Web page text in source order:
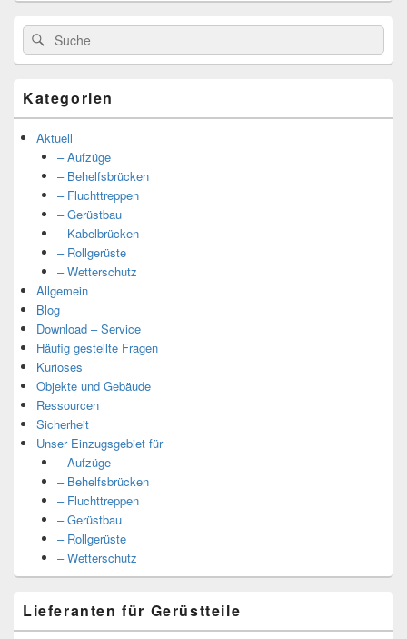
Suche
nach:
Suche
Kategorien
Aktuell
– Aufzüge
– Behelfsbrücken
– Fluchttreppen
– Gerüstbau
– Kabelbrücken
– Rollgerüste
– Wetterschutz
Allgemein
Blog
Download – Service
Häufig gestellte Fragen
Kurioses
Objekte und Gebäude
Ressourcen
Sicherheit
Unser Einzugsgebiet für
– Aufzüge
– Behelfsbrücken
– Fluchttreppen
– Gerüstbau
– Rollgerüste
– Wetterschutz
Lieferanten für Gerüstteile